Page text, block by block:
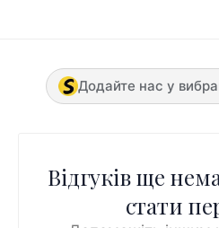
Додайте нас у
Відгуків ще
стати